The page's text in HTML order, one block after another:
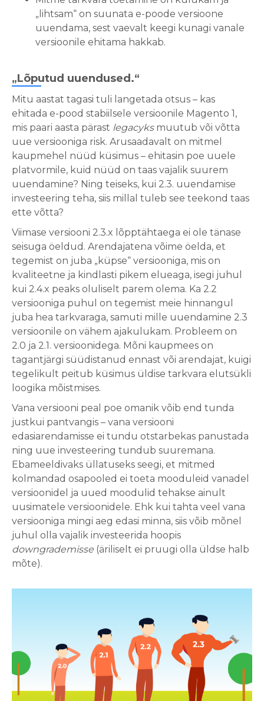
„lihtsam“ on suunata e-poode versioone
uuendama, sest vaevalt keegi kunagi vanale
versioonile ehitama hakkab.
„Lõputud uuendused.“
Mitu aastat tagasi tuli langetada otsus – kas
ehitada e-pood stabiilsele versioonile Magento 1,
mis paari aasta pärast legacyksmuutub või võtta
uue versiooniga risk. Arusaadavalt on mitmel
kaupmehel nüüd küsimus – ehitasin poe uuele
platvormile, kuid nüüd on taas vajalik suurem
uuendamine? Ning teiseks, kui 2.3. uuendamise
investeering teha, siis millal tuleb see teekond taas
ette võtta?
Viimase versiooni 2.3.x lõpptähtaega ei ole tänase
seisuga öeldud. Arendajatena võime öelda, et
tegemist on juba „küpse“ versiooniga, mis on
kvaliteetne ja kindlasti pikem elueaga, isegi juhul
kui 2.4.x peaks oluliselt parem olema. Ka 2.2
versiooniga puhul on tegemist meie hinnangul
juba hea tarkvaraga, samuti mille uuendamine 2.3
versioonile on vähem ajakulukam. Probleem on
2.0 ja 2.1. versioonidega. Mõni kaupmees on
tagantjärgi süüdistanud ennast või arendajat, kuigi
tegelikult peitub küsimus üldise tarkvara elutsükli
loogika mõistmises.
Vana versiooni peal poe omanik võib end tunda
justkui pantvangis – vana versiooni
edasiarendamisse ei tundu otstarbekas panustada
ning uue investeering tundub suuremana.
Ebameeldivaks üllatuseks seegi, et mitmed
kolmandad osapooled ei toeta mooduleid vanadel
versioonidel ja uued moodulid tehakse ainult
uusimatele versioonidele. Ehk kui tahta veel vana
versiooniga mingi aeg edasi minna, siis võib mõnel
juhul olla vajalik investeerida hoopis
downgrademisse (äriliselt ei pruugi olla üldse halb
mõte).